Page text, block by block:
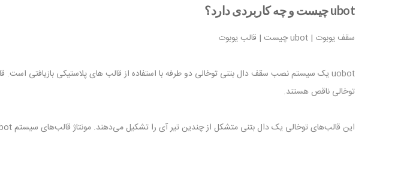
ubotچیست و چه کاربردی دارد؟
سقف یوبوت | ubot چیست | قالب یوبوت
توخالی ناقص هستند.
این قالب‌های توخالی یک دال بتنی متشکل از چندین تیر آی را تشکیل می‌دهند. مونتاژ قالب‌های سیستم ubot در محل تکمیل می‌شود. پس از قراردادن قالب ها ، سقف ریخته می شود.